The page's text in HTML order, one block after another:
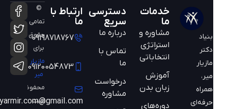
مازیار
همراه
حرفه‌ای
خدمات
مشاوره و
استراتژی
انتخاباتی
آموزش
زبان بدن
دوره‌های
دسترسی
سریع
درباره ما
تماس با
ما
درخواست
مشاوره
ارتباط با
09198718767
09120054873
mazyarmir.com@gmail.com
©
تمامی
حقوق
مازیار
محفوظ
است